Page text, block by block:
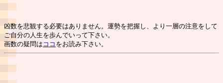
凶数を悲観する必要はありません。運勢を把握し、より一層の注意をして
ご自分の人生を歩んでいって下さい。
画数の疑問は ココ をお読み下さい。